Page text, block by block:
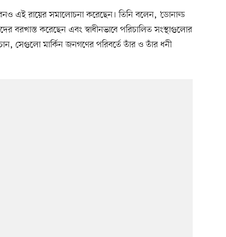
এই রায়ের সমালোচনা করেছেন। তিনি বলেন, ‘ডোনাল্ড
বরখাস্ত করেছেন এবং স্বাধীনভাবে পরিচালিত সংস্থাগুলোর
চান, সেগুলো মার্কিন জনগণের পরিবর্তে তাঁর ও তাঁর ধনী